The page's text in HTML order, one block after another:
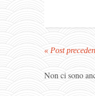
« Post
Non ci sono